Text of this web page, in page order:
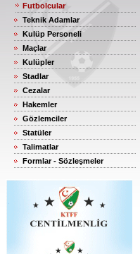
Futbolcular
Teknik Adamlar
Kulüp Personeli
Maçlar
Kulüpler
Stadlar
Cezalar
Hakemler
Gözlemciler
Statüler
Talimatlar
Formlar - Sözleşmeler